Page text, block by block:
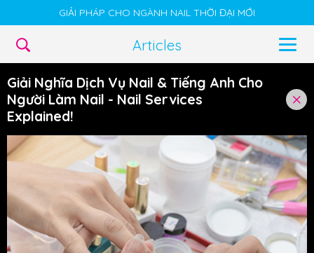
GIẢI PHÁP CHO NGÀNH NAIL THỜI ĐẠI MỚI
Articles
Giải Nghĩa Dịch Vụ Nail & Tiếng Anh Cho
Người Làm Nail - Nail Services
Explained!